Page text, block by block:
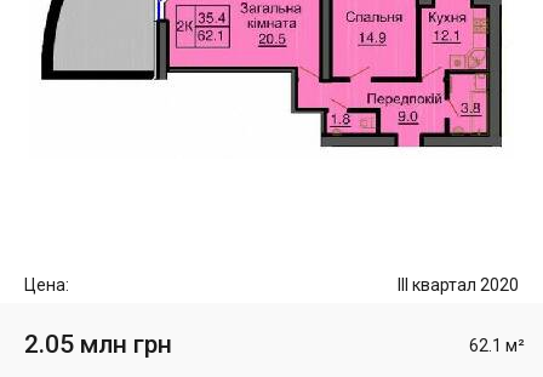
Цена: III квартал 2020
2.05 млн грн 62.1 м²